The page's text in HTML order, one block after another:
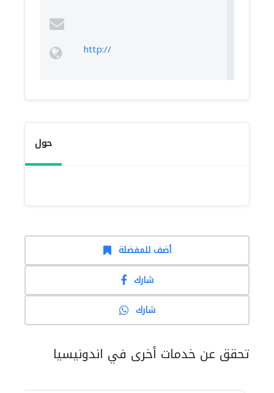
http://
حول
أضف للمفضلة
شارك
شارك
تحقق عن خدمات أخرى في اندونيسيا